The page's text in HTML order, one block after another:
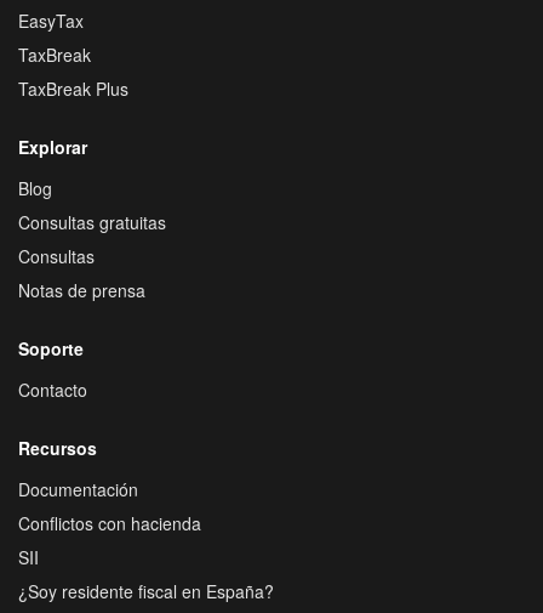
EasyTax
TaxBreak
TaxBreak Plus
Explorar
Blog
Consultas gratuitas
Consultas
Notas de prensa
Soporte
Contacto
Recursos
Documentación
Conflictos con hacienda
SII
¿Soy residente fiscal en España?